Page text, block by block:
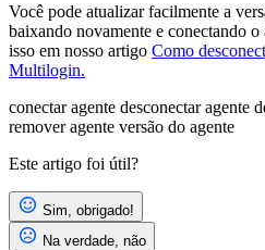
Você pode atualizar facilmente a
baixando novamente e conectando
isso em nosso artigo Como
Multilogin.
conectar agente desconectar agente
remover agente versão do agente
Este artigo foi útil?
Sim, obrigado!
Na verdade, não